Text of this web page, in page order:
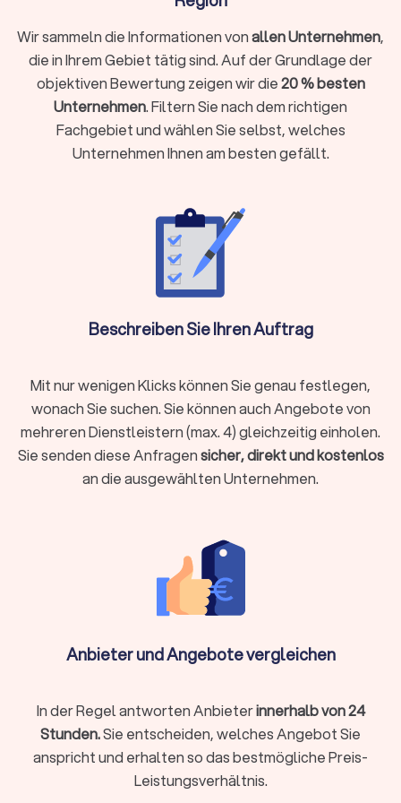
und durch die Entwicklung. Implementierung und
Überwachung eines maßgeschneiderten Finanzplans. Eine
gute Finanzberatung kann spezialisiert sein oder im Team von
Experten für unterschiedliche Bereiche als unabhängige
Berater für Sie tätig werden:
Versicherungen
Baufinanzierung, Hypotheken & Immobilien
Vermögensverwaltung, Finanzplanung & -beratung
Der Finanzberater für Versicherungen weiß durch die
Schilderung Ihrer Lebens- und Finanzsituation die besten
Absicherungen zu gewährleisten. Ob
Versicherungsberater in Wilsdruff sind Sie in den besten
Baufinanzierung, Hypotheken & Immobilien
Finanzierungen rund um Immobilienkauf, Immobilienverkauf
Hypotheken und Immobilien allgemein helfen Ihnen, das
Beste aus Ihrer Immobiliensituation herauszuholen.
beratung
Wer Vermögen hat, möchte es behalten und erhöhen. Wer
aufbauen. Für Berater zu Vermögensverwaltung,
Finanzplanung und -beratung finden Sie bei uns wertvolle
Hinweise auf die passende Finanzberatung in Wilsdruff.
Wir sammeln die Informationen vonallen Unternehmen,
die in Ihrem Gebiet tätig sind. Auf der Grundlage der
objektiven Bewertung zeigen wir die20 % besten
Unternehmen. Filtern Sie nach dem richtigen
Fachgebiet und wählen Sie selbst, welches
Unternehmen Ihnen am besten gefällt.
Beschreiben Sie Ihren Auftrag
Mit nur wenigen Klicks können Sie genau festlegen,
wonach Sie suchen. Sie können auch Angebote von
mehreren Dienstleistern (max. 4) gleichzeitig einholen.
Sie senden diese Anfragensicher, direkt und kostenlos
an die ausgewählten Unternehmen.
Anbieter und Angebote vergleichen
In der Regel antworten Anbieterinnerhalb von 24
Stunden.Sie entscheiden, welches Angebot Sie
anspricht und erhalten so das bestmögliche Preis-
Leistungsverhältnis.